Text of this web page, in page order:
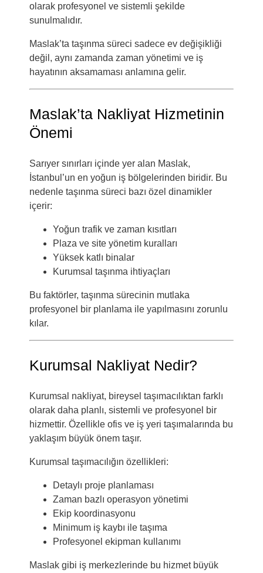
olarak profesyonel ve sistemli şekilde
sunulmalıdır.
Maslak’ta taşınma süreci sadece ev değişikliği
değil, aynı zamanda zaman yönetimi ve iş
hayatının aksamaması anlamına gelir.
Maslak’ta Nakliyat Hizmetinin
Önemi
Sarıyer sınırları içinde yer alan Maslak,
İstanbul’un en yoğun iş bölgelerinden biridir. Bu
nedenle taşınma süreci bazı özel dinamikler
içerir:
Yoğun trafik ve zaman kısıtları
Plaza ve site yönetim kuralları
Yüksek katlı binalar
Kurumsal taşınma ihtiyaçları
Bu faktörler, taşınma sürecinin mutlaka
profesyonel bir planlama ile yapılmasını zorunlu
kılar.
Kurumsal Nakliyat Nedir?
Kurumsal nakliyat, bireysel taşımacılıktan farklı
olarak daha planlı, sistemli ve profesyonel bir
hizmettir. Özellikle ofis ve iş yeri taşımalarında bu
yaklaşım büyük önem taşır.
Kurumsal taşımacılığın özellikleri:
Detaylı proje planlaması
Zaman bazlı operasyon yönetimi
Ekip koordinasyonu
Minimum iş kaybı ile taşıma
Profesyonel ekipman kullanımı
Maslak gibi iş merkezlerinde bu hizmet büyük